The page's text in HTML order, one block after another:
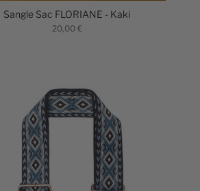
Sangle Sac FLORIANE - Kaki
20,00 €